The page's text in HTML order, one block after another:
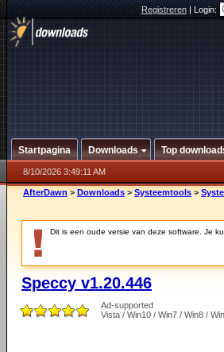
Registreren|Login:
Startpagina Downloads Top
8/10/2026 3:49:11 AM
AfterDawn > Downloads > Systeemtools >
Dit is een oude versie van deze software. Je
Speccy v1.20.446
Ad-supported
Vista / Win10 / Win7 / Win8 /